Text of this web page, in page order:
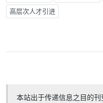
高层次人才引进
本站出于传递信息之目的刊